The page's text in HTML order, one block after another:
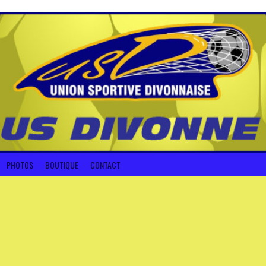
PHOTOS BOUTIQUE CONTACT